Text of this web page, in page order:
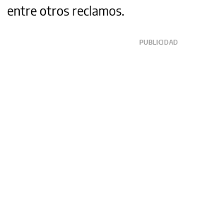
entre otros reclamos.